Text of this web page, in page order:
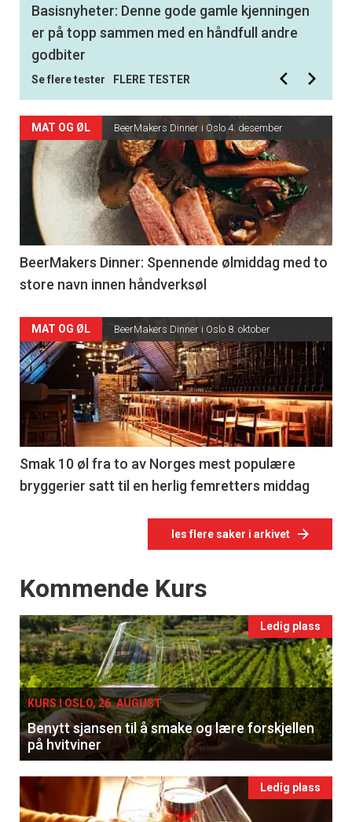
MAT OG ØL BeerMakers Dinner i Oslo 4. desember
BeerMakers Dinner: Spennende ølmiddag med to
store navn innen håndverksøl
MAT OG ØL BeerMakers Dinner i Oslo 8. oktober
Smak 10 øl fra to av Norges mest populære
bryggerier satt til en herlig femretters middag
les flere saker i arkivet
Best av 350 testede viner: Med denne
hvitvinen får du en smak av virkelig storhet
Se flere tester FLERE TESTER
Events
Kommende Kurs
Ledig plass
KURS I OSLO, 26. AUGUST
Benytt sjansen til å smake og lære forskjellen
på hvitviner
Ledig plass